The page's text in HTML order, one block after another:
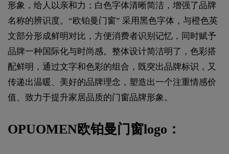
形象，给人以亲和力；白色字体清晰简洁，增强了品牌
名称的辨识度。“欧铂曼门窗” 采用黑色字体，与橙色英
文部分形成鲜明对比，方便消费者识别记忆，同时赋予
品牌一种国际化与时尚感。整体设计简洁明了，色彩搭
配鲜明，通过文字和色彩的组合，既突出品牌标识，又
传递出温暖、美好的品牌理念，塑造出一个注重情感价
值、致力于提升家居品质的门窗品牌形象。
OPUOMEN欧铂曼门窗logo：